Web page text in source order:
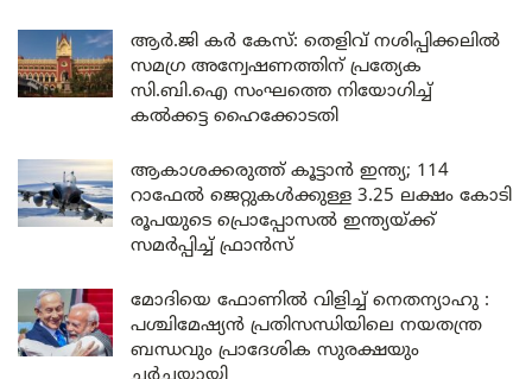
ആർ.ജി കർ കേസ്: തെളിവ് നശിപ്പിക്കലിൽ
സമഗ്ര അന്വേഷണത്തിന് പ്രത്യേക
സി.ബി.ഐ സംഘത്തെ നിയോഗിച്ച്
കൽക്കട്ട ഹൈക്കോടതി
ആകാശക്കരുത്ത് കൂട്ടാൻ ഇന്ത്യ; 114
റാഫേൽ ജെറ്റുകൾക്കുള്ള 3.25 ലക്ഷം കോടി
രൂപയുടെ പ്രൊപ്പോസൽ ഇന്ത്യയ്ക്ക്
സമർപ്പിച്ച് ഫ്രാൻസ്
മോദിയെ ഫോണിൽ വിളിച്ച് നെതന്യാഹു :
പശ്ചിമേഷ്യൻ പ്രതിസന്ധിയിലെ നയതന്ത്ര
ബന്ധവും പ്രാദേശിക സുരക്ഷയും